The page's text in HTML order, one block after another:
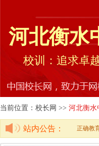
河北衡水
校训：追求卓
当前位置：校长网 >> 河北衡水
站内公告： 正确教